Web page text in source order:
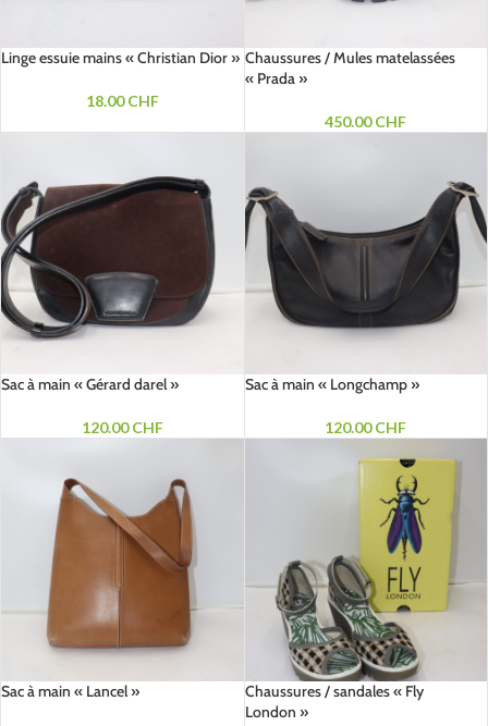
Linge essuie mains « Christian Dior »
18.00CHF
Chaussures / Mules matelassées
« Prada »
450.00CHF
Sac à main « Gérard darel »
120.00CHF
Sac à main « Longchamp »
120.00CHF
Sac à main « Lancel »
Chaussures / sandales « Fly
London »